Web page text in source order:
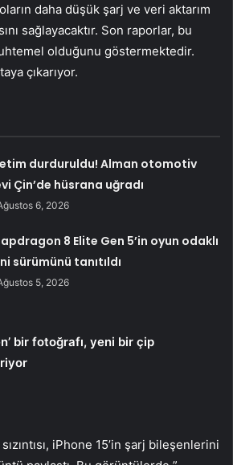
daha düşük şarj ve veri aktarım
sağlayacaktır. Son raporlar, bu
olduğunu göstermektedir.
çıkarıyor.
durduruldu! Alman otomotiv
Çin’de hüsrana uğradı
6, 2026
8 Elite Gen 5’in oyun odaklı
sürümünü tanıtıldı
5, 2026
bir fotoğrafı, yeni bir çip
iPhone 15’in şarj bileşenlerini